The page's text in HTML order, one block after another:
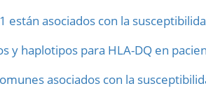
están asociados con la
y haplotipos para HLA-DQ en
asociados con la